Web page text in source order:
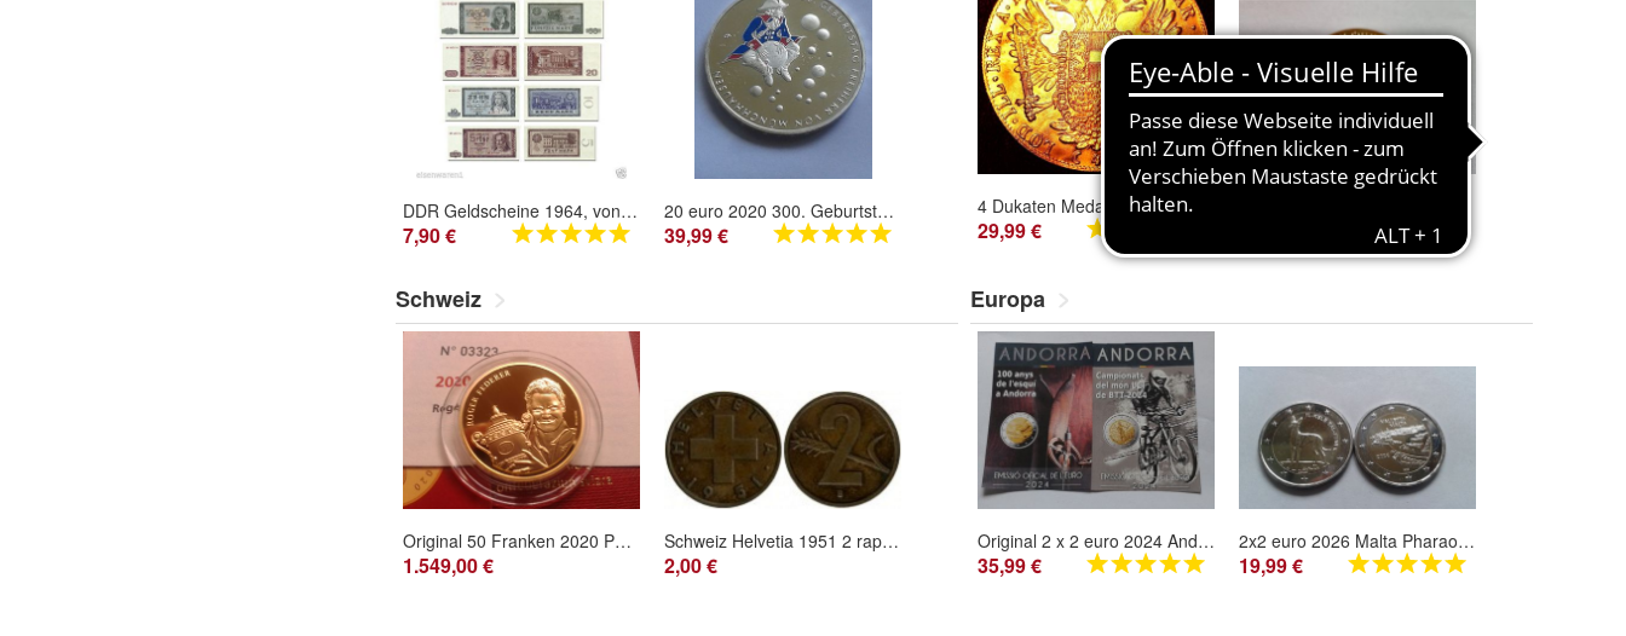
DDR Geldscheine 1964, von 5 bis 100 DDR Mark, TOP Reproduktion
7,90 €
20 euro 2020 300. Geburtstag Baron Freiherr von Münchhausen 925er Sterlingsilber
39,99 € 29,99 €
Schweiz
Original 50 Franken 2020 PP Schweiz Roger Federer Gold 11,29g 900er Gold PP
1.549,00 €
Schweiz Helvetia 1951 2 rappen Buchstabe B, Material: Bronze, keine Beschädigung
2,00 €
Europa
Original 2 x 2 euro 2024 Andorra 100 Jahre Ski und Mountainbike in coincards
35,99 €
2x2 euro 2026 Malta Pharaonenhund+Valletta lose aus Rollen entnommen - SOFORT
19,99 €